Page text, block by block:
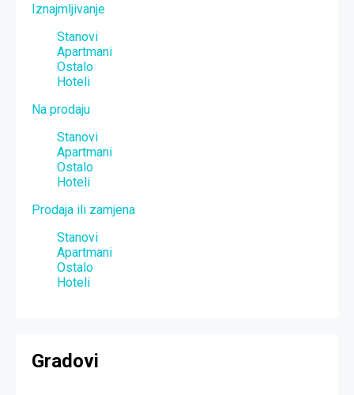
Iznajmljivanje
Stanovi
Apartmani
Ostalo
Hoteli
Na prodaju
Stanovi
Apartmani
Ostalo
Hoteli
Prodaja ili zamjena
Stanovi
Apartmani
Ostalo
Hoteli
Gradovi